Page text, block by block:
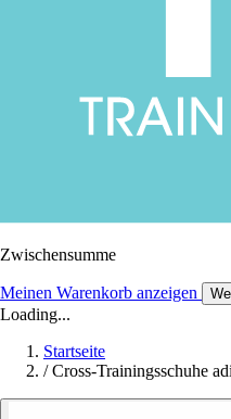
Zwischensumme
Meinen Warenkorb anzeigen
Loading...
Startseite
/ Cross-Trainingsschuhe